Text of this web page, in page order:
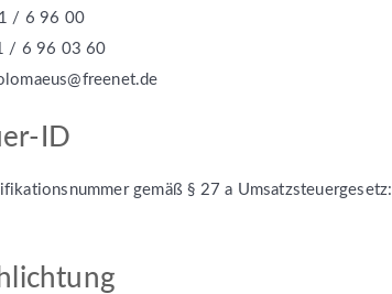
/ 6 96 00
/ 6 96 03 60
ID
gemäß § 27 a Umsatzsteuergesetz: